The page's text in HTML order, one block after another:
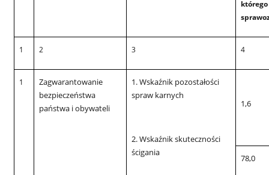
1 2 3 4
1
Zagwarantowanie
bezpieczeństwa
państwa i obywateli
1. Wskaźnik pozostałości
spraw karnych
2. Wskaźnik skuteczności
ścigania
1,6
78,0